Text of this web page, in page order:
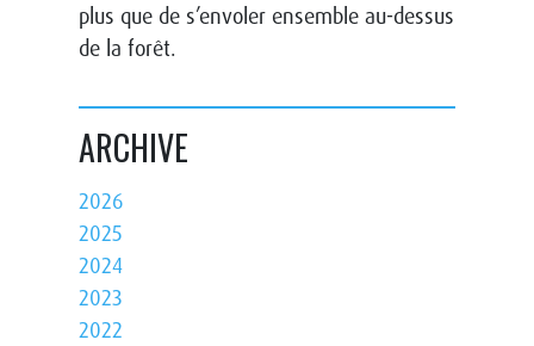
plus que de s’envoler ensemble au-dessus
de la forêt.
ARCHIVE
2026
2025
2024
2023
2022